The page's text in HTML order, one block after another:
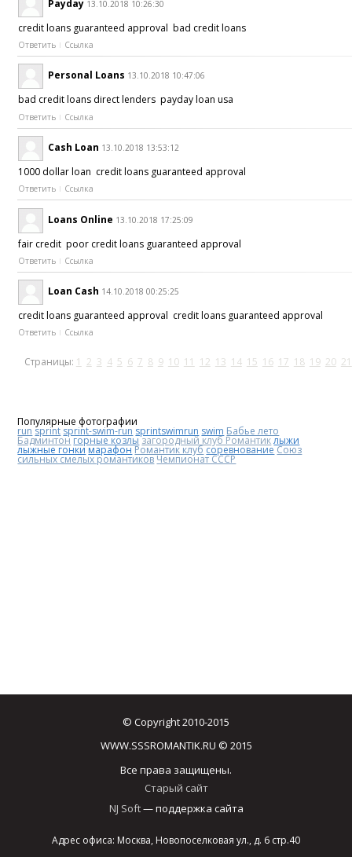
Payday 13.10.2018 10:26:30
credit loans guaranteed approval bad credit loans
Ответить Ссылка
Personal Loans 13.10.2018 10:47:06
bad credit loans direct lenders payday loan usa
Ответить Ссылка
Cash Loan 13.10.2018 13:53:12
1000 dollar loan credit loans guaranteed approval
Ответить Ссылка
Loans Online 13.10.2018 17:25:09
fair credit poor credit loans guaranteed approval
Ответить Ссылка
Loan Cash 14.10.2018 00:25:25
credit loans guaranteed approval credit loans guaranteed approval
Ответить Ссылка
Страницы: 1 2 3 4 5 6 7 8 9 10 11 12 13 14 15 16 17 18 19 20 21
Популярные фотографии
run sprint sprint-swim-run sprintswimrun swim Бабье лето
Бадминтонгорные козлы загородный клуб Романтиклыжи
лыжные гонки марафонРомантик клубсоревнованиеСоюз
сильных смелых романтиковЧемпионат СССР
© Copyright 2010-2015
WWW.SSSROMANTIK.RU © 2015
Все права защищены.
Старый сайт
NJ Soft— поддержка сайта
Адрес офиса: Москва, Новопоселковая ул., д. 6 стр.40